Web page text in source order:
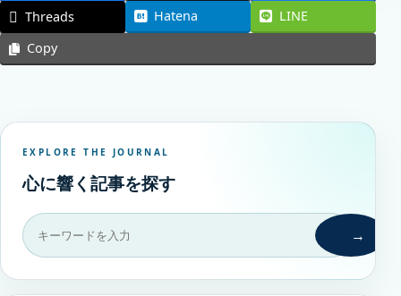
Threads
Hatena
LINE
Copy
EXPLORE THE JOURNAL
心に響く記事を探す
→